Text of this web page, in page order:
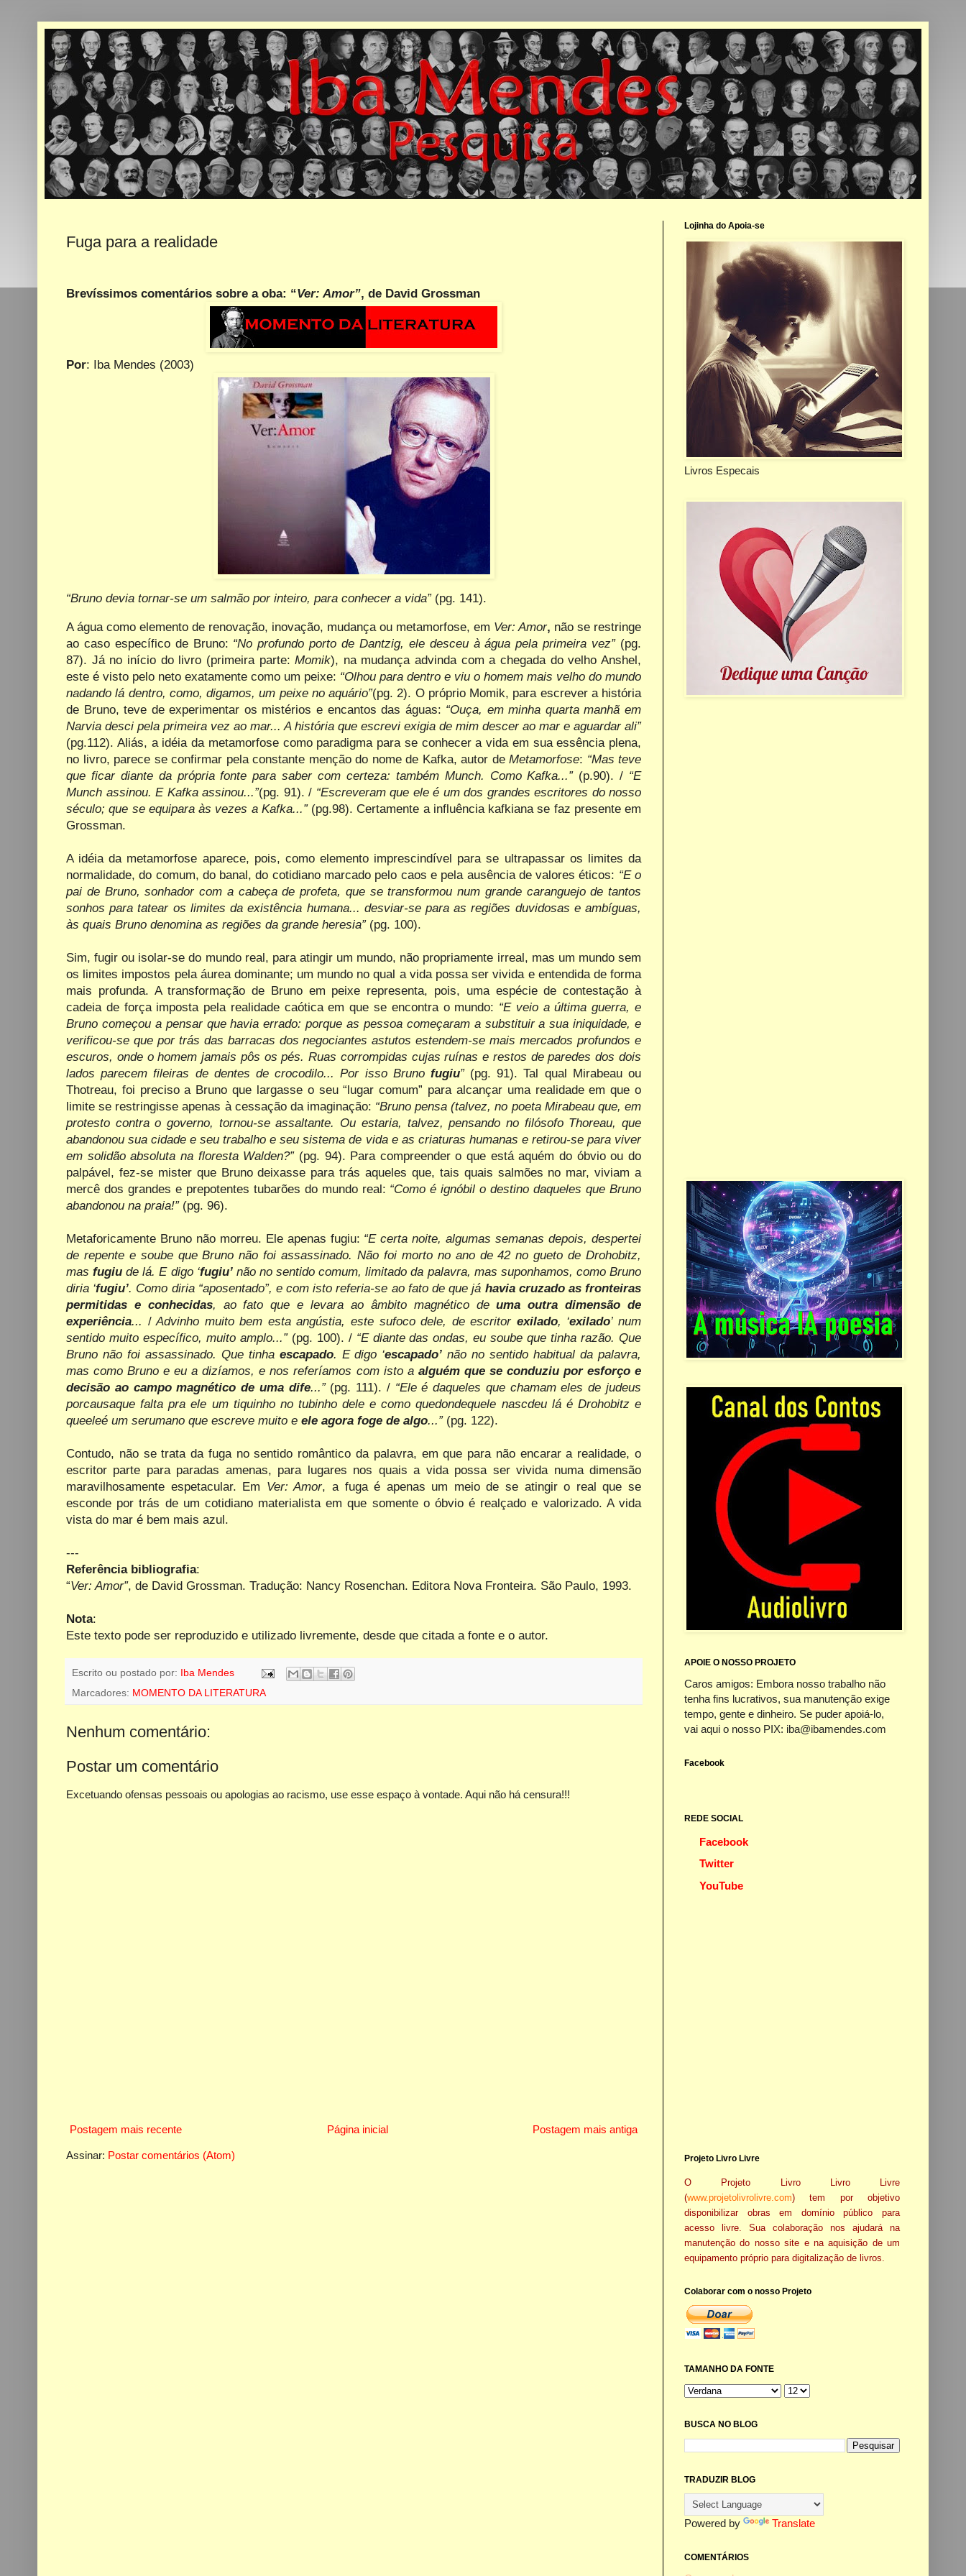
Fuga para a realidade
Brevíssimos comentários sobre a oba: “Ver: Amor”, de David Grossman
Por: Iba Mendes (2003)
“Bruno devia tornar-se um salmão por inteiro, para conhecer a vida” (pg. 141).
A água como elemento de renovação, inovação, mudança ou metamorfose, em Ver: Amor, não se restringe
ao caso específico de Bruno: “No profundo porto de Dantzig, ele desceu à água pela primeira vez” (pg.
87). Já no início do livro (primeira parte: Momik), na mudança advinda com a chegada do velho Anshel,
este é visto pelo neto exatamente como um peixe: “Olhou para dentro e viu o homem mais velho do mundo
nadando lá dentro, como, digamos, um peixe no aquário”(pg. 2). O próprio Momik, para escrever a história
de Bruno, teve de experimentar os mistérios e encantos das águas: “Ouça, em minha quarta manhã em
Narvia desci pela primeira vez ao mar... A história que escrevi exigia de mim descer ao mar e aguardar ali”
(pg.112). Aliás, a idéia da metamorfose como paradigma para se conhecer a vida em sua essência plena,
no livro, parece se confirmar pela constante menção do nome de Kafka, autor de Metamorfose: “Mas teve
que ficar diante da própria fonte para saber com certeza: também Munch. Como Kafka...” (p.90). / “E
Munch assinou. E Kafka assinou...”(pg. 91). / “Escreveram que ele é um dos grandes escritores do nosso
século; que se equipara às vezes a Kafka...” (pg.98). Certamente a influência kafkiana se faz presente em
Grossman.
A idéia da metamorfose aparece, pois, como elemento imprescindível para se ultrapassar os limites da
normalidade, do comum, do banal, do cotidiano marcado pelo caos e pela ausência de valores éticos: “E o
pai de Bruno, sonhador com a cabeça de profeta, que se transformou num grande caranguejo de tantos
sonhos para tatear os limites da existência humana... desviar-se para as regiões duvidosas e ambíguas,
às quais Bruno denomina as regiões da grande heresia” (pg. 100).
Sim, fugir ou isolar-se do mundo real, para atingir um mundo, não propriamente irreal, mas um mundo sem
os limites impostos pela áurea dominante; um mundo no qual a vida possa ser vivida e entendida de forma
mais profunda. A transformação de Bruno em peixe representa, pois, uma espécie de contestação à
cadeia de força imposta pela realidade caótica em que se encontra o mundo: “E veio a última guerra, e
Bruno começou a pensar que havia errado: porque as pessoa começaram a substituir a sua iniquidade, e
verificou-se que por trás das barracas dos negociantes astutos estendem-se mais mercados profundos e
escuros, onde o homem jamais pôs os pés. Ruas corrompidas cujas ruínas e restos de paredes dos dois
lados parecem fileiras de dentes de crocodilo... Por isso Bruno fugiu” (pg. 91). Tal qual Mirabeau ou
Thotreau, foi preciso a Bruno que largasse o seu “lugar comum” para alcançar uma realidade em que o
limite se restringisse apenas à cessação da imaginação: “Bruno pensa (talvez, no poeta Mirabeau que, em
protesto contra o governo, tornou-se assaltante. Ou estaria, talvez, pensando no filósofo Thoreau, que
abandonou sua cidade e seu trabalho e seu sistema de vida e as criaturas humanas e retirou-se para viver
em solidão absoluta na floresta Walden?” (pg. 94). Para compreender o que está aquém do óbvio ou do
palpável, fez-se mister que Bruno deixasse para trás aqueles que, tais quais salmões no mar, viviam a
mercê dos grandes e prepotentes tubarões do mundo real: “Como é ignóbil o destino daqueles que Bruno
abandonou na praia!” (pg. 96).
Metaforicamente Bruno não morreu. Ele apenas fugiu: “E certa noite, algumas semanas depois, despertei
de repente e soube que Bruno não foi assassinado. Não foi morto no ano de 42 no guetode Drohobitz,
mas fugiu de lá. E digo ‘fugiu’ não no sentido comum, limitado da palavra, mas suponhamos, como Bruno
diria ‘fugiu’. Como diria “aposentado”, e com isto referia-se ao fato de que já havia cruzado as fronteiras
permitidas e conhecidas, ao fato que e levara ao âmbito magnético de uma outra dimensão de
experiência... / Advinho muito bem esta angústia, este sufoco dele, de escritor exilado, ‘exilado’ num
sentido muito específico, muito amplo...” (pg. 100). / “E diante das ondas, eu soube que tinha razão. Que
Bruno não foi assassinado. Que tinha escapado. E digo ‘escapado’ não no sentido habitual da palavra,
mas como Bruno e eu a dizíamos, e nos referíamos com isto a alguém que se conduziu por esforço e
decisão ao campo magnético de uma dife...” (pg. 111). / “Ele é daqueles que chamam eles de judeus
porcausaque falta pra ele um tiquinho no tubinho dele e como quedondequele nascdeu lá é Drohobitz e
queeleé um serumano que escreve muito e ele agora foge de algo...” (pg. 122).
Contudo, não se trata da fuga no sentido romântico da palavra, em que para não encarar a realidade, o
escritor parte para paradas amenas, para lugares nos quais a vida possa ser vivida numa dimensão
maravilhosamente espetacular. Em
Ver: Amor, a fuga é apenas um meio de se atingir o real que se
esconde por trás de um cotidiano materialista em que somente o óbvio é realçado e valorizado. A vida
vista do mar é bem mais azul.
---
Referência bibliografia:
“Ver: Amor”, de David Grossman. Tradução: Nancy Rosenchan. Editora Nova Fronteira. São Paulo, 1993.
Nota:
Este texto pode ser reproduzido e utilizado livremente, desde que citada a fonte e o autor.
Escrito ou postado por: Iba Mendes
Marcadores: MOMENTO DA LITERATURA
Nenhum comentário:
Postar um comentário
Excetuando ofensas pessoais ou apologias ao racismo, use esse espaço à vontade. Aqui não há censura!!!
Postagem mais recente Postagem mais antiga
Página inicial
Assinar: Postar comentários (Atom)
Lojinha do Apoia-se
Livros Especais
APOIE O NOSSO PROJETO
Caros amigos: Embora nosso trabalho não
tenha fins lucrativos, sua manutenção exige
tempo, gente e dinheiro. Se puder apoiá-lo,
vai aqui o nosso PIX: iba@ibamendes.com
Facebook
REDE SOCIAL
Facebook
Twitter
YouTube
Projeto Livro Livre
O Projeto Livro Livro Livre
(www.projetolivrolivre.com) tem por objetivo
disponibilizar obras em domínio público para
acesso livre. Sua colaboração nos ajudará na
manutenção do nosso site e na aquisição de um
equipamento próprio para digitalização de livros.
Colaborar com o nosso Projeto
TAMANHO DA FONTE
BUSCA NO BLOG
TRADUZIR BLOG
Powered by Translate
COMENTÁRIOS